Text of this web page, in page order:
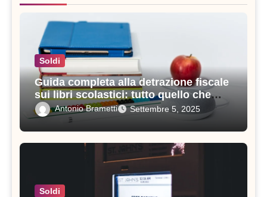
Soldi
Guida completa alla detrazione fiscale
sui libri scolastici: tutto quello che
devi sapere
Antonio Brametti Settembre 5, 2025
Soldi